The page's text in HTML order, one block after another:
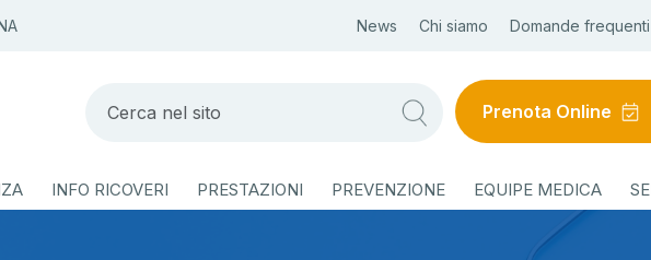
News Chi siamo Domande frequenti
Prenota Online
INFO RICOVERI PRESTAZIONI PREVENZIONE EQUIPE MEDICA